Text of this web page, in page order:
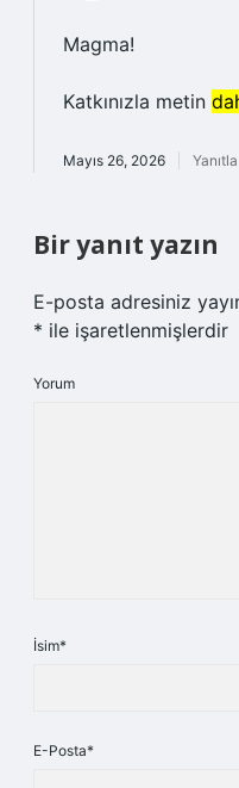
Magma!
Katkınızla metin
Mayıs 26, 2026 Yanıtla
Bir yanıt yazın
E-posta adresiniz
* ile işaretlenmişlerdir
Yorum
İsim*
E-Posta*